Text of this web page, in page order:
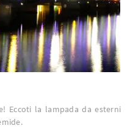
Eccoti la lampada da esterni